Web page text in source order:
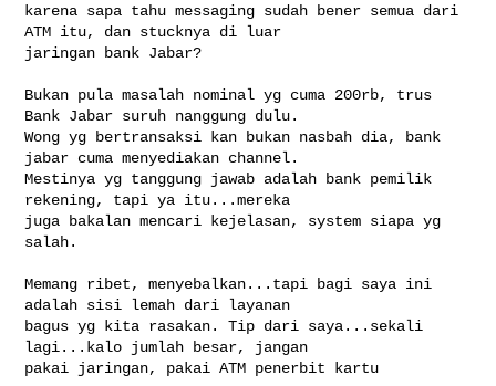
karena sapa tahu messaging sudah bener semua dari
ATM itu, dan stucknya di luar
jaringan bank Jabar?
Bukan pula masalah nominal yg cuma 200rb, trus
Bank Jabar suruh nanggung dulu.
Wong yg bertransaksi kan bukan nasbah dia, bank
jabar cuma menyediakan channel.
Mestinya yg tanggung jawab adalah bank pemilik
rekening, tapi ya itu...mereka
juga bakalan mencari kejelasan, system siapa yg
salah.
Memang ribet, menyebalkan...tapi bagi saya ini
adalah sisi lemah dari layanan
bagus yg kita rasakan. Tip dari saya...sekali
lagi...kalo jumlah besar, jangan
pakai jaringan, pakai ATM penerbit kartu